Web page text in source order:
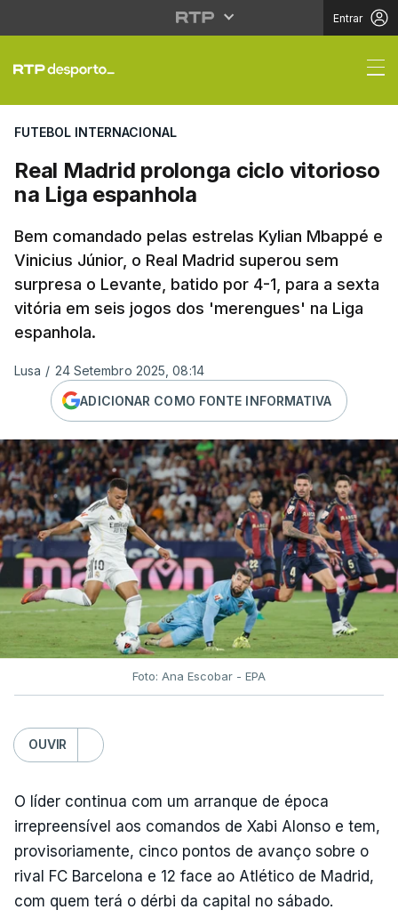
Entrar
Real Madrid prolonga
FUTEBOL INTERNACIONAL
Real Madrid prolonga ciclo vitorioso
na Liga espanhola
Bem comandado pelas estrelas Kylian Mbappé e
Vinicius Júnior, o Real Madrid superou sem
surpresa o Levante, batido por 4-1, para a sexta
vitória em seis jogos dos 'merengues' na Liga
espanhola.
Lusa / 24 Setembro 2025, 08:14
ADICIONAR COMO FONTE INFORMATIVA
Foto: Ana Escobar - EPA
OUVIR
O líder continua com um arranque de época
irrepreensível aos comandos de Xabi Alonso e tem,
provisoriamente, cinco pontos de avanço sobre o
rival FC Barcelona e 12 face ao Atlético de Madrid,
com quem terá o dérbi da capital no sábado.